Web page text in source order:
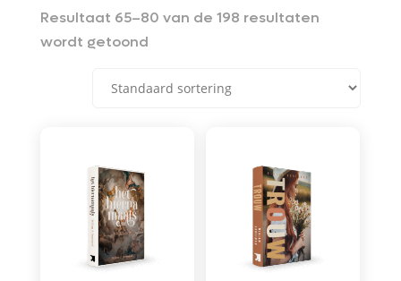
Resultaat 65–80 van de 198 resultaten
wordt getoond